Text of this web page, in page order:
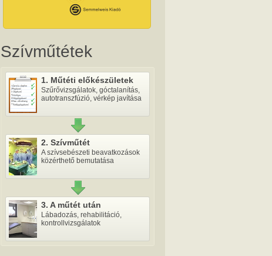
Szívműtétek
1. Műtéti előkészületek
Szűrővizsgálatok, góctalanítás,
autotranszfúzió, vérkép javítása
2. Szívműtét
A szívsebészeti beavatkozások
közérthető bemutatása
3. A műtét után
Lábadozás, rehabilitáció,
kontrollvizsgálatok